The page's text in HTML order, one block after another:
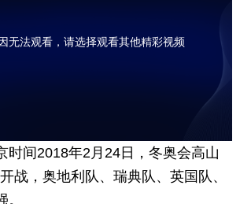
无法观看，请选择观看其他精彩视频
时间2018年2月24日，冬奥会高山
战，奥地利队、瑞典队、英国队、